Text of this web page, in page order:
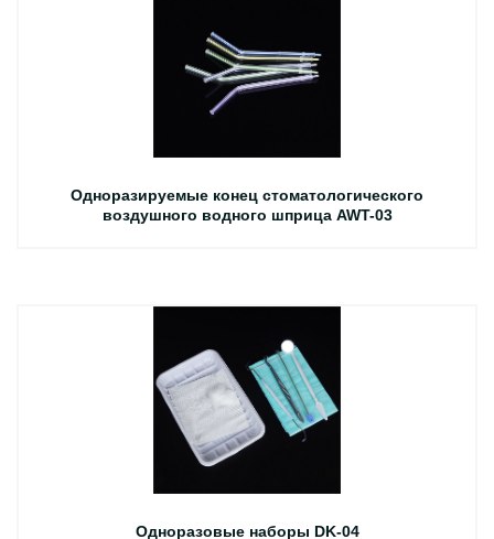
Одноразируемые конец стоматологического
воздушного водного шприца AWT-03
Одноразовые наборы DK-04